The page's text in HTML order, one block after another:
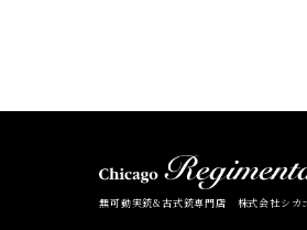
無可動実銃&古式銃専門店 株式会社シカ